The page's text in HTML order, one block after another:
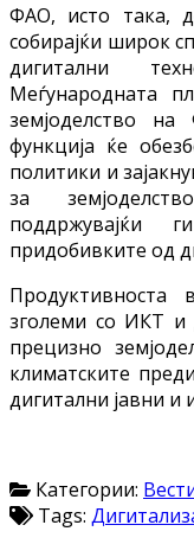
ФАО, исто така,
собирајќи широк
дигитални
Меѓународната
земјоделство
функција ќе
политики и
за
поддржувајќи
придобивките од
зголеми со ИКТ и
прецизно
климатските
дигитални јавни и
Категории:
Tags: